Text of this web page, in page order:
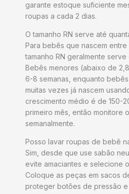
garante estoque suficiente
roupas a cada 2 dias.
O tamanho RN serve até
Para bebês que nascem
tamanho RN geralmente serve
Bebês menores (abaixo de
6-8 semanas, enquanto
muitas vezes já nascem
crescimento médio é de 150-
primeiro mês, então monitore
semanalmente.
Posso lavar roupas de bebê
Sim, desde que use sabão
evite amaciantes e selecione
Coloque as peças em sacos
proteger botões de pressão e